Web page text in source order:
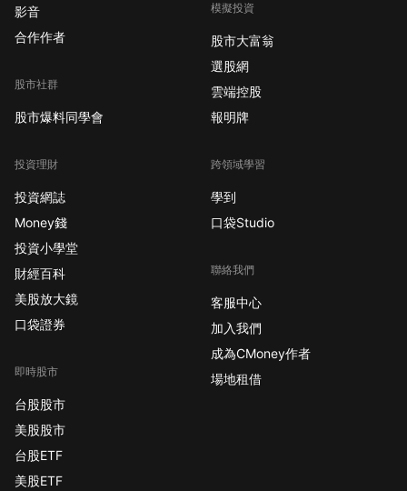
影音
合作作者
股市社群
股市爆料同學會
投資理財
投資網誌
Money錢
投資小學堂
財經百科
美股放大鏡
口袋證券
即時股市
台股股市
美股股市
台股ETF
美股ETF
模擬投資
股市大富翁
選股網
雲端控股
報明牌
跨領域學習
學到
口袋Studio
聯絡我們
客服中心
加入我們
成為CMoney作者
場地租借